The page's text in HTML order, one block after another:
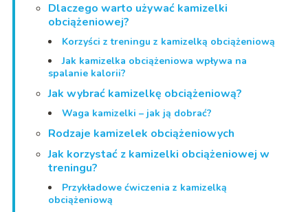
Dlaczego warto używać kamizelki
obciążeniowej?
Korzyści z treningu z kamizelką obciążeniową
Jak kamizelka obciążeniowa wpływa na
spalanie kalorii?
Jak wybrać kamizelkę obciążeniową?
Waga kamizelki – jak ją dobrać?
Rodzaje kamizelek obciążeniowych
Jak korzystać z kamizelki obciążeniowej w
treningu?
Przykładowe ćwiczenia z kamizelką
obciążeniową